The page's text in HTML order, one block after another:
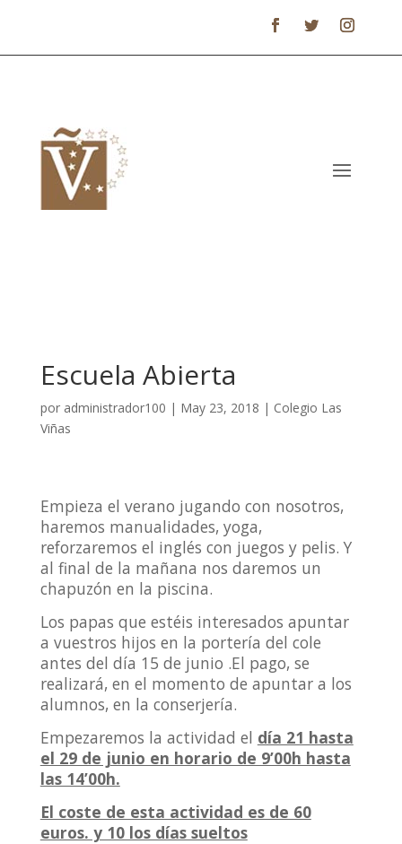
Escuela Abierta
por administrador100 | May 23, 2018 | Colegio Las
Viñas
Empieza el verano jugando con nosotros,
haremos manualidades, yoga,
reforzaremos el inglés con juegos y pelis. Y
al final de la mañana nos daremos un
chapuzón en la piscina.
Los papas que estéis interesados apuntar
a vuestros hijos en la portería del cole
antes del día 15 de junio .El pago, se
realizará, en el momento de apuntar a los
alumnos, en la conserjería.
Empezaremos la actividad el día 21 hasta
el 29 de junio en horario de 9’00h hasta
las 14’00h.
El coste de esta actividad es de 60
euros. y 10 los días sueltos